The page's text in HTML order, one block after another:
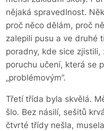
nějaká spravedlnost.
proč něco dělám, proč
zalepili pusu a ve druhé
poradny, kde sice
poruchu učení, která se
„problémovým”.
Třetí třída byla skvělá.
šlo. Bez násilí, sešitů
čtvrté třídy nešla,